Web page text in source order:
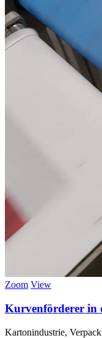
Zoom View
Kurvenförderer in
Kartonindustrie,